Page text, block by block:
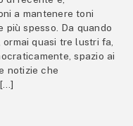
a mantenere toni
più spesso. Da quando
quasi tre lustri fa,
spazio ai
notizie che